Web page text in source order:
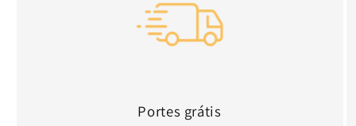
Portes grátis